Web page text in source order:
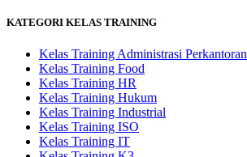
KATEGORI KELAS TRAINING
Kelas Training Administrasi Perkantoran
Kelas Training Food
Kelas Training HR
Kelas Training Hukum
Kelas Training Industrial
Kelas Training ISO
Kelas Training IT